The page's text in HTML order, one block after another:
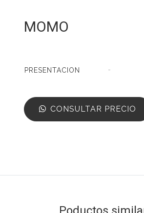
MOMO
PRESENTACION -
CONSULTAR PRECIO